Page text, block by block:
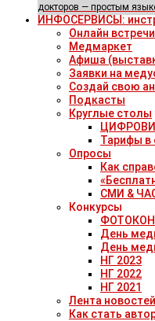
докторов — простым
ИНФОСЕРВИСЫ:
Онлайн
Медмаркет
Афиша
Заявки на
Создай свою
Подкасты
Круглые столы
Тарифы в
Опросы
Как
СМИ &
Конкурсы
День
День
НГ 2023
НГ 2022
НГ 2021
Лента
Как стать